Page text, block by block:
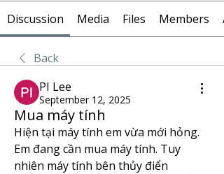
Discussion Media Files Members
Back
PI Lee
September 12, 2025
Mua máy tính
Hiện tại máy tính em vừa mới hỏng.
Em đang cần mua máy tính. Tuy
nhiên máy tính bên thủy điển